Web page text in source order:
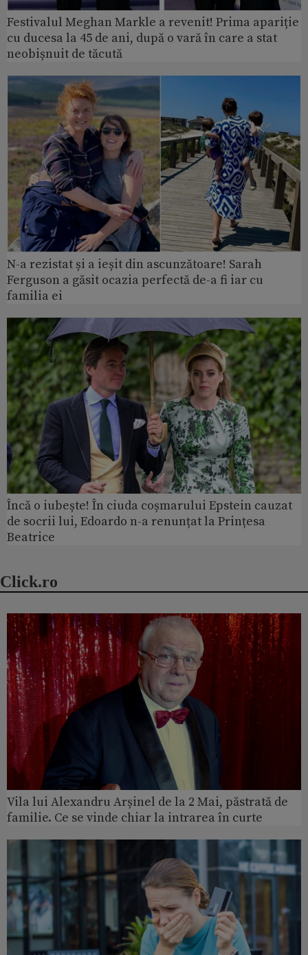
Festivalul Meghan Markle a revenit! Prima apariție
cu ducesa la 45 de ani, după o vară în care a stat
neobișnuit de tăcută
N-a rezistat și a ieșit din ascunzătoare! Sarah
Ferguson a găsit ocazia perfectă de-a fi iar cu
familia ei
Încă o iubește! În ciuda coșmarului Epstein cauzat
de socrii lui, Edoardo n-a renunțat la Prințesa
Beatrice
Click.ro
Vila lui Alexandru Arșinel de la 2 Mai, păstrată de
familie. Ce se vinde chiar la intrarea în curte